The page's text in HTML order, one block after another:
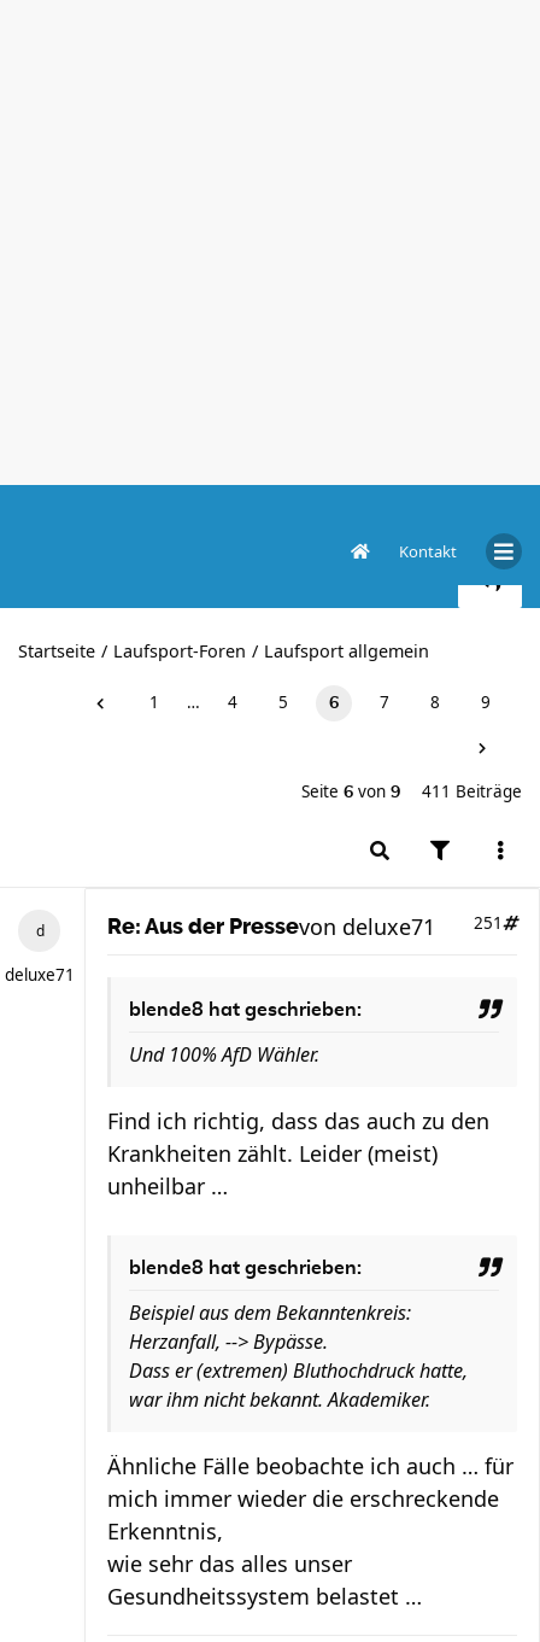
Kontakt
Startseite Laufsport-Foren Laufsport allgemein
1 … 4 5 6 7 8 9
Seite 6 von 9 411 Beiträge
deluxe71
Re: Aus der Presse 251
von deluxe71
blende8 hat geschrieben:
Und 100% AfD Wähler.
Find ich richtig, dass das auch zu den
Krankheiten zählt. Leider (meist)
unheilbar …
blende8 hat geschrieben:
Beispiel aus dem Bekanntenkreis:
Herzanfall, --> Bypässe.
Dass er (extremen) Bluthochdruck hatte,
war ihm nicht bekannt. Akademiker.
Ähnliche Fälle beobachte ich auch … für
mich immer wieder die erschreckende
Erkenntnis,
wie sehr das alles unser
Gesundheitssystem belastet …